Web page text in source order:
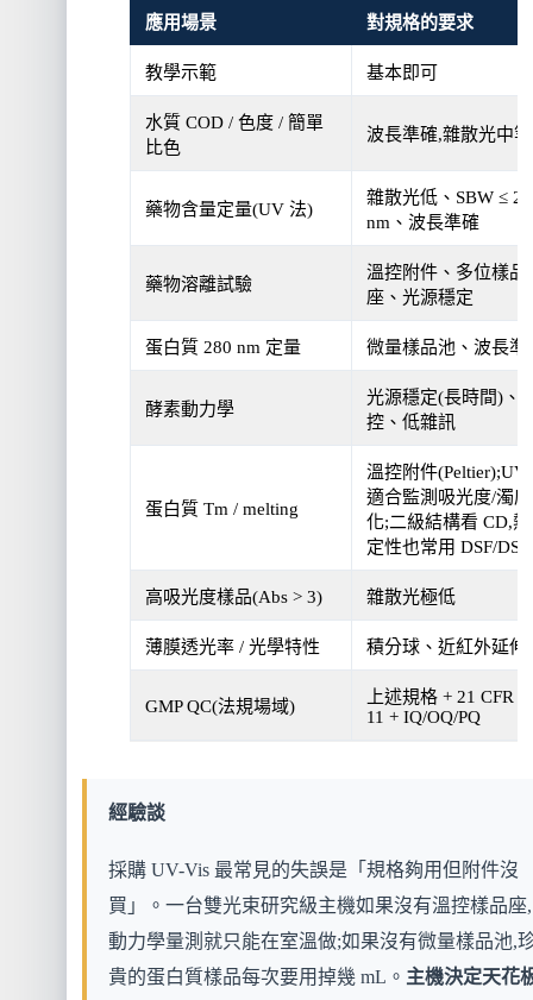
應用場景 對規格的要求
教學示範 基本即可
水質 COD / 色度 / 簡單
比色
波長準確,雜散光中等
藥物含量定量(UV 法)
雜散光低、SBW ≤ 2
nm、波長準確
藥物溶離試驗
溫控附件、多位樣品
座、光源穩定
蛋白質 280 nm 定量 微量樣品池、波長準
酵素動力學
光源穩定(長時間)、
控、低雜訊
蛋白質 Tm / melting
溫控附件
適合監測吸光度/濁
化;二級結構看 CD,
定性也常用 DSF/DSC
高吸光度樣品(Abs > 3) 雜散光極低
薄膜透光率 / 光學特性 積分球、近紅外延伸
GMP QC(法規場域)
上述規格 + 21 CFR
11 + IQ/OQ/PQ
經驗談
採購 UV-Vis 最常見的失誤是「規格夠用但附件沒
買」。一台雙光束研究級主機如果沒有溫控樣品座,
動力學量測就只能在室溫做;如果沒有微量樣品池,
貴的蛋白質樣品每次要用掉幾 mL。 主機決定天花